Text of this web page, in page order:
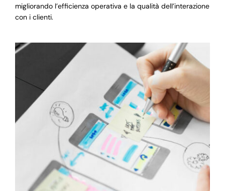
migliorando l’efficienza operativa e la qualità dell’interazione
con i clienti.